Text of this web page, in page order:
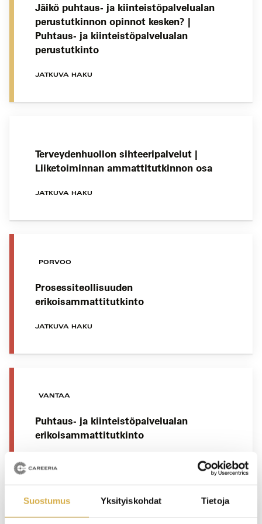
Suostumus Yksityiskohdat Tietoja
Jäikö puhtaus- ja kiinteistöpalvelualan
perustutkinnon opinnot kesken? |
Puhtaus- ja kiinteistöpalvelualan
perustutkinto
JATKUVA HAKU
Terveydenhuollon sihteeripalvelut |
Liiketoiminnan ammattitutkinnon osa
JATKUVA HAKU
PORVOO
Prosessiteollisuuden
erikoisammattitutkinto
JATKUVA HAKU
VANTAA
Puhtaus- ja kiinteistöpalvelualan
erikoisammattitutkinto